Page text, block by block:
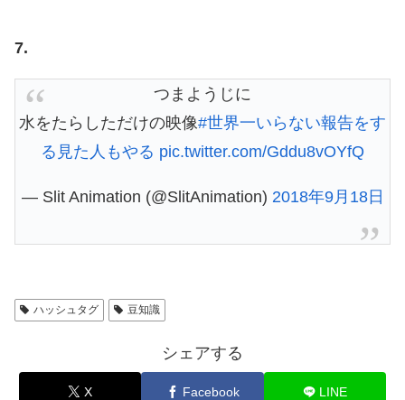
7.
つまようじに
水をたらしただけの映像#世界一いらない報告をす
る見た人もやる pic.twitter.com/Gddu8vOYfQ
— Slit Animation (@SlitAnimation) 2018年9月18日
ハッシュタグ 豆知識
シェアする
X Facebook LINE